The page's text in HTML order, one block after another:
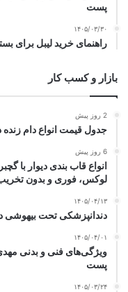
پست
۱۴۰۵/۰۳/۳۰
راهنمای خرید لیبل برای
بازار و کسب کار
2 روز پیش
جدول قیمت انواع دام زنده
6 روز پیش
انواع قاب بندی دیوار با
لوکس، فوری و بدون
۱۴۰۵/۰۴/۱۳
دندانپزشکی تحت بیهوشی
۱۴۰۵/۰۴/۰۱
ویژگی‌های فنی و بدنی مهدی
پست
۱۴۰۵/۰۳/۲۴